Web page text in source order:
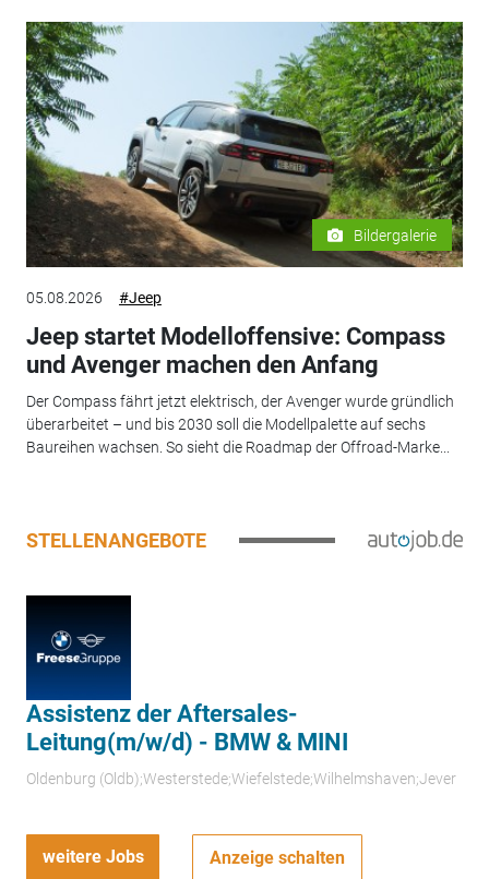
Bildergalerie
05.08.2026 #Jeep
Jeep startet Modelloffensive: Compass
und Avenger machen den Anfang
Der Compass fährt jetzt elektrisch, der Avenger wurde gründlich
überarbeitet – und bis 2030 soll die Modellpalette auf sechs
Baureihen wachsen. So sieht die Roadmap der Offroad-Marke...
STELLENANGEBOTE
Assistenz der Aftersales-
Leitung(m/w/d) - BMW & MINI
Oldenburg (Oldb);Westerstede;Wiefelstede;Wilhelmshaven;Jever
weitere Jobs Anzeige schalten